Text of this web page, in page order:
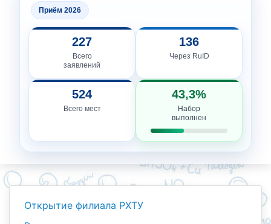
Приём 2026
227
Всего
заявлений
136
Через RuID
524
Всего мест
43,3%
Набор
выполнен
Открытие филиала РХТУ